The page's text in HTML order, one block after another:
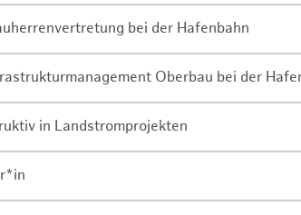
bei der Hafenbahn
Oberbau bei der
in Landstromprojekten